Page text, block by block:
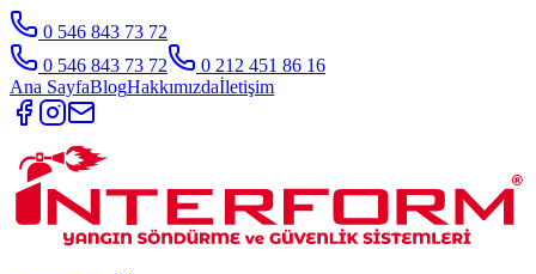
0 546 843 73 72
0 546 843 73 72
0 212 451 86 16
Ana SayfaBlogHakkımızdaİletişim